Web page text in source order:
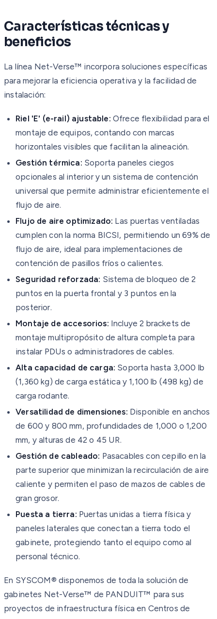
Características técnicas y
beneficios
La línea Net-Verse™ incorpora soluciones específicas
para mejorar la eficiencia operativa y la facilidad de
instalación:
Riel 'E' (e-rail) ajustable: Ofrece flexibilidad para el
montaje de equipos, contando con marcas
horizontales visibles que facilitan la alineación.
Gestión térmica: Soporta paneles ciegos
opcionales al interior y un sistema de contención
universal que permite administrar eficientemente el
flujo de aire.
Flujo de aire optimizado: Las puertas ventiladas
cumplen con la norma BICSI, permitiendo un 69% de
flujo de aire, ideal para implementaciones de
contención de pasillos fríos o calientes.
Seguridad reforzada: Sistema de bloqueo de 2
puntos en la puerta frontal y 3 puntos en la
posterior.
Montaje de accesorios: Incluye 2 brackets de
montaje multipropósito de altura completa para
instalar PDUs o administradores de cables.
Alta capacidad de carga: Soporta hasta 3,000 lb
(1,360 kg) de carga estática y 1,100 lb (498 kg) de
carga rodante.
Versatilidad de dimensiones: Disponible en anchos
de 600 y 800 mm, profundidades de 1,000 o 1,200
mm, y alturas de 42 o 45 UR.
Gestión de cableado: Pasacables con cepillo en la
parte superior que minimizan la recirculación de aire
caliente y permiten el paso de mazos de cables de
gran grosor.
Puesta a tierra: Puertas unidas a tierra física y
paneles laterales que conectan a tierra todo el
gabinete, protegiendo tanto el equipo como al
personal técnico.
En SYSCOM® disponemos de toda la solución de
gabinetes Net-Verse™ de PANDUIT™ para sus
proyectos de infraestructura física en Centros de